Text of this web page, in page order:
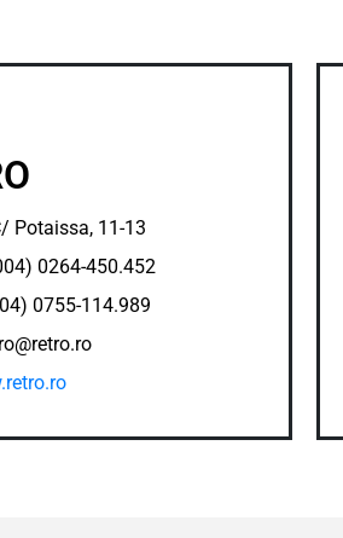
Potaissa, 11-13
0264-450.452
114.989